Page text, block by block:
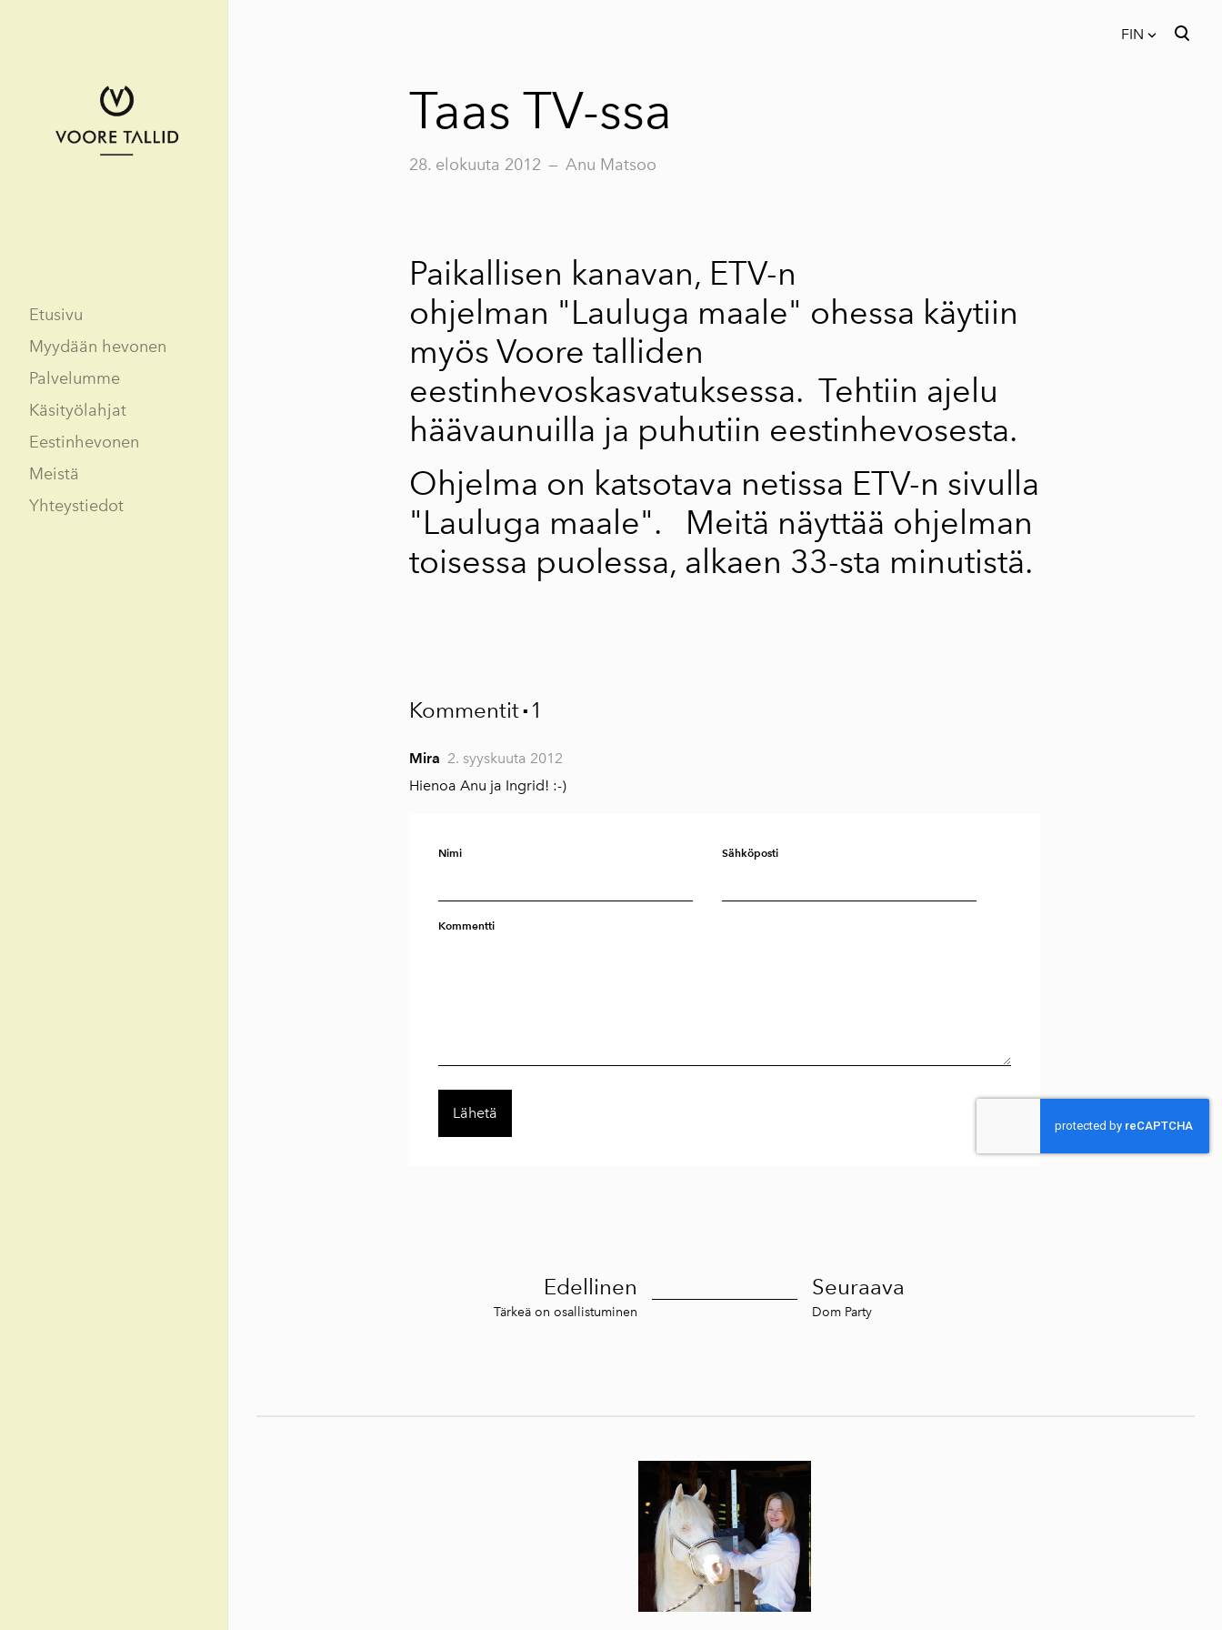
FIN
Etusivu
Myydään hevonen
Palvelumme
Käsityölahjat
Eestinhevonen
Meistä
Yhteystiedot
Taas TV-ssa
28. elokuuta 2012 — Anu Matsoo
Paikallisen kanavan, ETV-n
ohjelman "Lauluga maale" ohessa käytiin
myös Voore talliden
eestinhevoskasvatuksessa. Tehtiin ajelu
häävaunuilla ja puhutiin eestinhevosesta.
Ohjelma on katsotava netissa ETV-n sivulla
"Lauluga maale". Meitä näyttää ohjelman
toisessa puolessa, alkaen 33-sta minutistä.
Kommentit ▪ 1
Mira 2. syyskuuta 2012
Hienoa Anu ja Ingrid! :-)
Nimi Sähköposti
Kommentti
Edellinen
Tärkeä on osallistuminen
Seuraava
Dom Party